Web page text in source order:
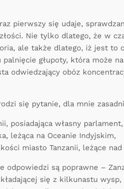
pierwszy się udaje,
Nie tylko dlatego, że w
ale także dlatego, iż jest to
głupoty, która może
odwiedzający obóz
się pytanie, dla mnie
posiadająca własny
leżąca na Oceanie Indyjskim,
miasto Tanzanii, leżące nad
odpowiedzi są poprawne –
się z kilkunastu